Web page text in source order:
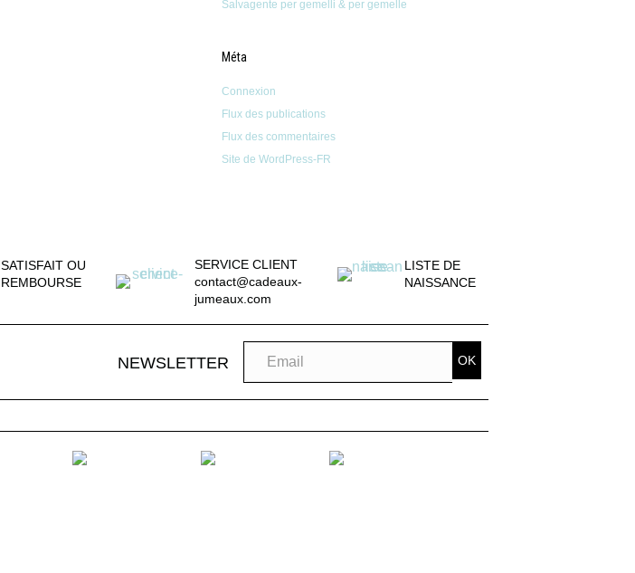
Salvagente per gemelli & per gemelle
Méta
Connexion
Flux des publications
Flux des commentaires
Site de WordPress-FR
SATISFAIT OU
REMBOURSE
SERVICE CLIENT
contact@cadeaux-
jumeaux.com
LISTE DE
NAISSANCE
NEWSLETTER OK